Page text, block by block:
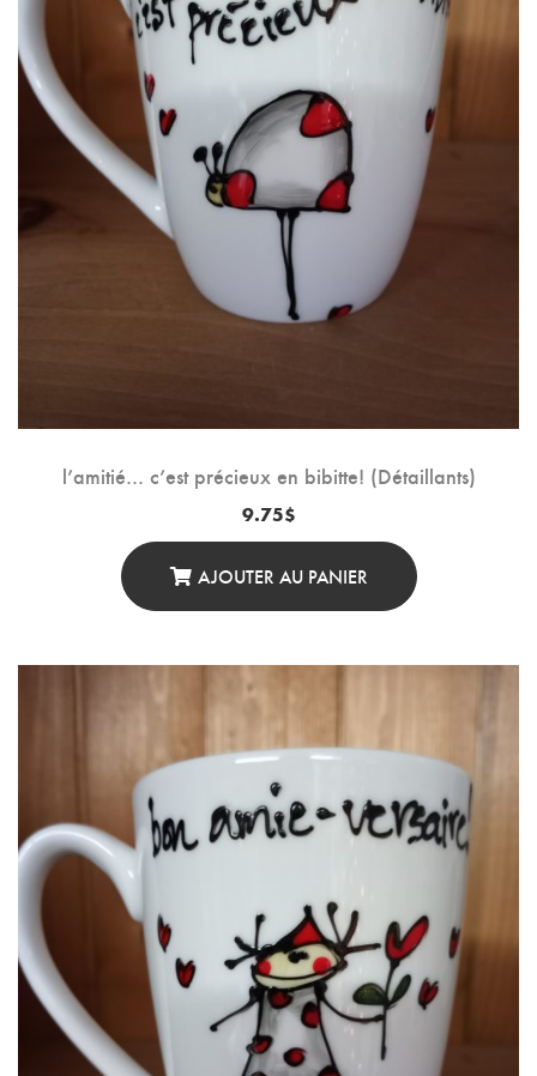
l’amitié… c’est précieux en bibitte! (Détaillants)
9.75$
AJOUTER AU PANIER